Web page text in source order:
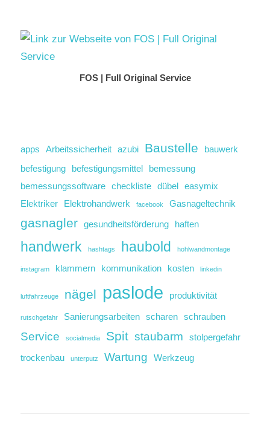
FOS | Full Original Service
apps Arbeitssicherheit azubi Baustelle
bauwerk
befestigung
befestigungsmittel
bemessung
bemessungssoftware checkliste dübel easymix
Elektriker
Elektrohandwerk facebook Gasnageltechnik
gasnagler gesundheitsförderung haften
handwerk hashtags haubold hohlwandmontage
instagram klammern kommunikation kosten linkedin
luftfahrzeuge nägel paslode produktivität
rutschgefahr Sanierungsarbeiten scharen schrauben
Service socialmedia Spit staubarm
stolpergefahr
trockenbau
unterputz Wartung Werkzeug